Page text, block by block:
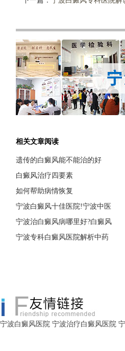
相关文章阅读
遗传的白癜风能不能治的好
白癜风治疗四要素
如何帮助病情恢复
宁波白癜风十佳医院!宁波中医
宁波治白癜风病哪里好?白癜风
宁波专科白癜风医院解析中药
宁波白癜风医院 宁波治疗白癜风医院